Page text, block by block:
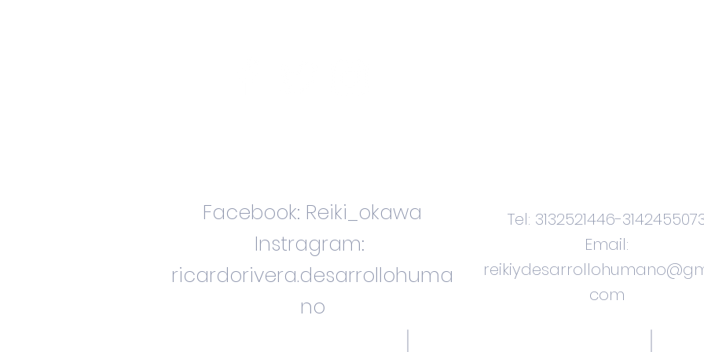
Facebook: Reiki_okawa
Instragram:
ricardorivera.desarrollohuma
no
Tel: 3132521446-
Email:
com